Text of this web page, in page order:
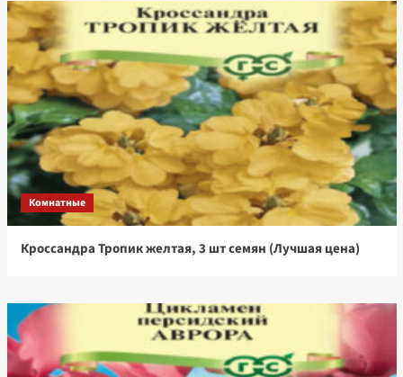
Комнатные
Кроссандра Тропик желтая, 3 шт семян (Лучшая цена)